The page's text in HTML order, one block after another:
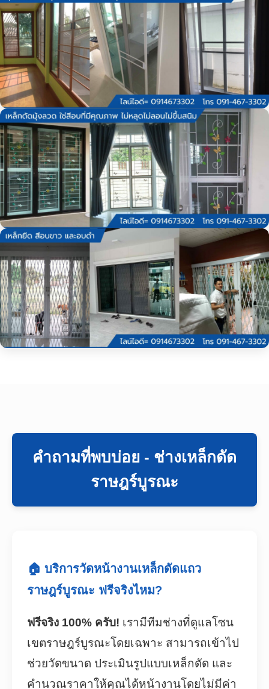
คำถามที่พบบ่อย - ช่างเหล็กดัด
ราษฎร์บูรณะ
🏠 บริการวัดหน้างานเหล็กดัดแถว
ราษฎร์บูรณะ ฟรีจริงไหม?
ฟรีจริง 100% ครับ! เรามีทีมช่างที่ดูแลโซน
เขตราษฎร์บูรณะโดยเฉพาะ สามารถเข้าไป
ช่วยวัดขนาด ประเมินรูปแบบเหล็กดัด และ
คำนวณราคาให้คุณได้หน้างานโดยไม่มีค่า